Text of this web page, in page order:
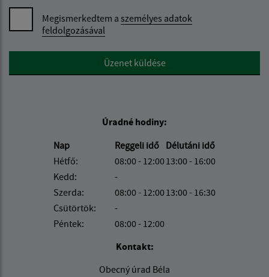
Megismerkedtem a személyes adatok
feldolgozásával
Google reCaptcha ResponseÜzenet küldése
Úradné hodiny:
Nap
Reggeli idő Délutáni idő
Hétfő:
08:00 - 12:0013:00 - 16:00
Kedd:
-
Szerda:
08:00 - 12:0013:00 - 16:30
Csütörtök:
-
Péntek:
08:00 - 12:00
Kontakt:
Obecný úrad Béla